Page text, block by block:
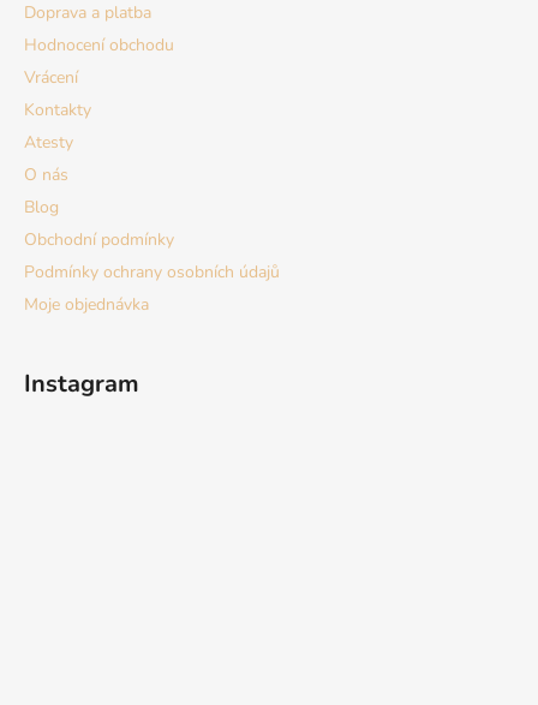
Doprava a platba
Hodnocení obchodu
Vrácení
Kontakty
Atesty
O nás
Blog
Obchodní podmínky
Podmínky ochrany osobních údajů
Moje objednávka
Instagram